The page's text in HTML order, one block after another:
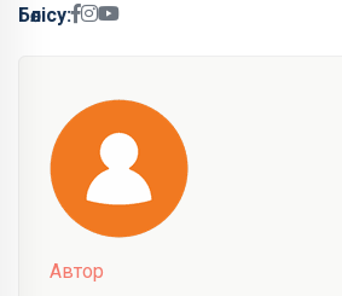
Бөлісу:
Автор